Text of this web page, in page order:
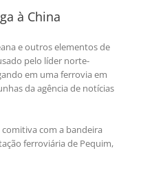
à China
e outros elementos de
pelo líder norte-
em uma ferrovia em
da agência de notícias
com a bandeira
ferroviária de Pequim,